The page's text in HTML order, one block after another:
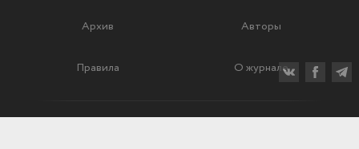
Архив Авторы
Правила О журнале